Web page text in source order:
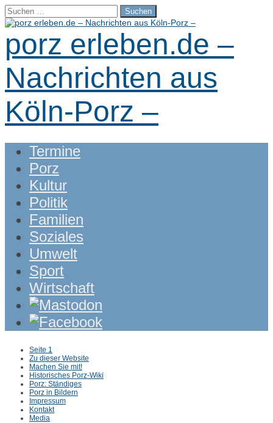
Suchen
nach:
porz erleben.de –
Nachrichten aus
Köln-Porz –
Main
menu
Skip
content
Termine
Porz
Kultur
Politik
Familien
Soziales
Umwelt
Sport
Wirtschaft
menu
Seite 1
Zu dieser Website
Machen Sie mit!
Historisches Porz-Wiki
Porz: Ständiges
Porz in Bildern
Impressum
Kontakt
Media